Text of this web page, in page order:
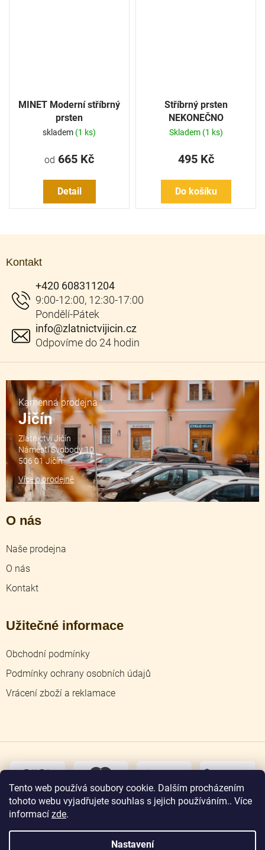
Tento web používá soubory cookie. Dalším procházením
tohoto webu vyjadřujete souhlas s jejich používáním.. Více
informací zde.
Nastavení
MINET Moderní stříbrný
prsten
skladem (1 ks)
od 665 Kč
Detail
Stříbrný prsten
NEKONEČNO
Skladem (1 ks)
495 Kč
Do košíku
Kontakt
info@zlatnictvijicin.cz
+420 608311204
O nás
Naše prodejna
O nás
Kontakt
Užitečné informace
Obchodní podmínky
Podmínky ochrany osobních údajů
Vrácení zboží a reklamace
Kamenná prodejna
Jičín
Zlatnictví Jičín
Náměstí Svobody 10
506 01 Jičín
Více o prodejně
osobní